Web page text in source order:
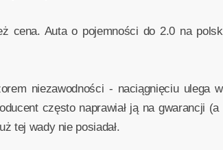
cena. Auta o pojemności do 2.0 na
niezawodności - naciągnięciu ulega
często naprawiał ją na gwarancji
tej wady nie posiadał.